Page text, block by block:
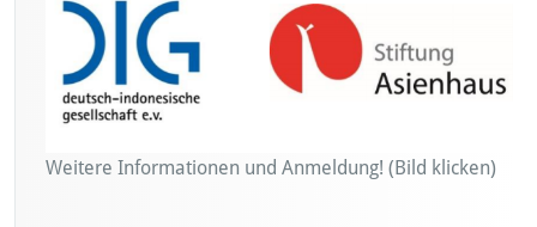
Weitere Informationen und Anmeldung! (Bild klicken)